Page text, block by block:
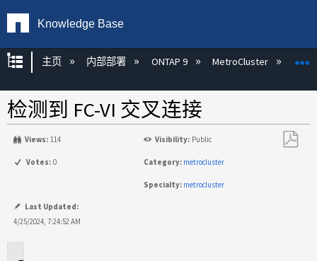
Knowledge Base
扩展/隐缩全局层次
主页 内部部署 ONTAP 9 MetroCluster
检测到 FC-VI 交叉连接
Views: 114 Visibility: Public
Votes: 0 Category: metrocluster
Specialty: metrocluster
Last Updated:
4/25/2024, 7:24:52 AM